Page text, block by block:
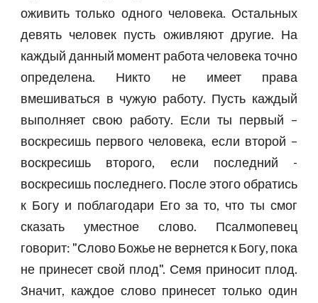
оживить только одного человека. Остальных
девять человек пусть оживляют другие. На
каждый данный момент работа человека точно
определена. Никто не имеет права
вмешиваться в чужую работу. Пусть каждый
выполняет свою работу. Если ты первый –
воскресишь первого человека, если второй –
воскресишь второго, если последний -
воскресишь последнего. После этого обратись
к Богу и поблагодари Его за то, что ты смог
сказать уместное слово. Псалмопевец
говорит: "Слово Божье не вернется к Богу, пока
не принесет свой плод". Семя приносит плод.
Значит, каждое слово принесет только один